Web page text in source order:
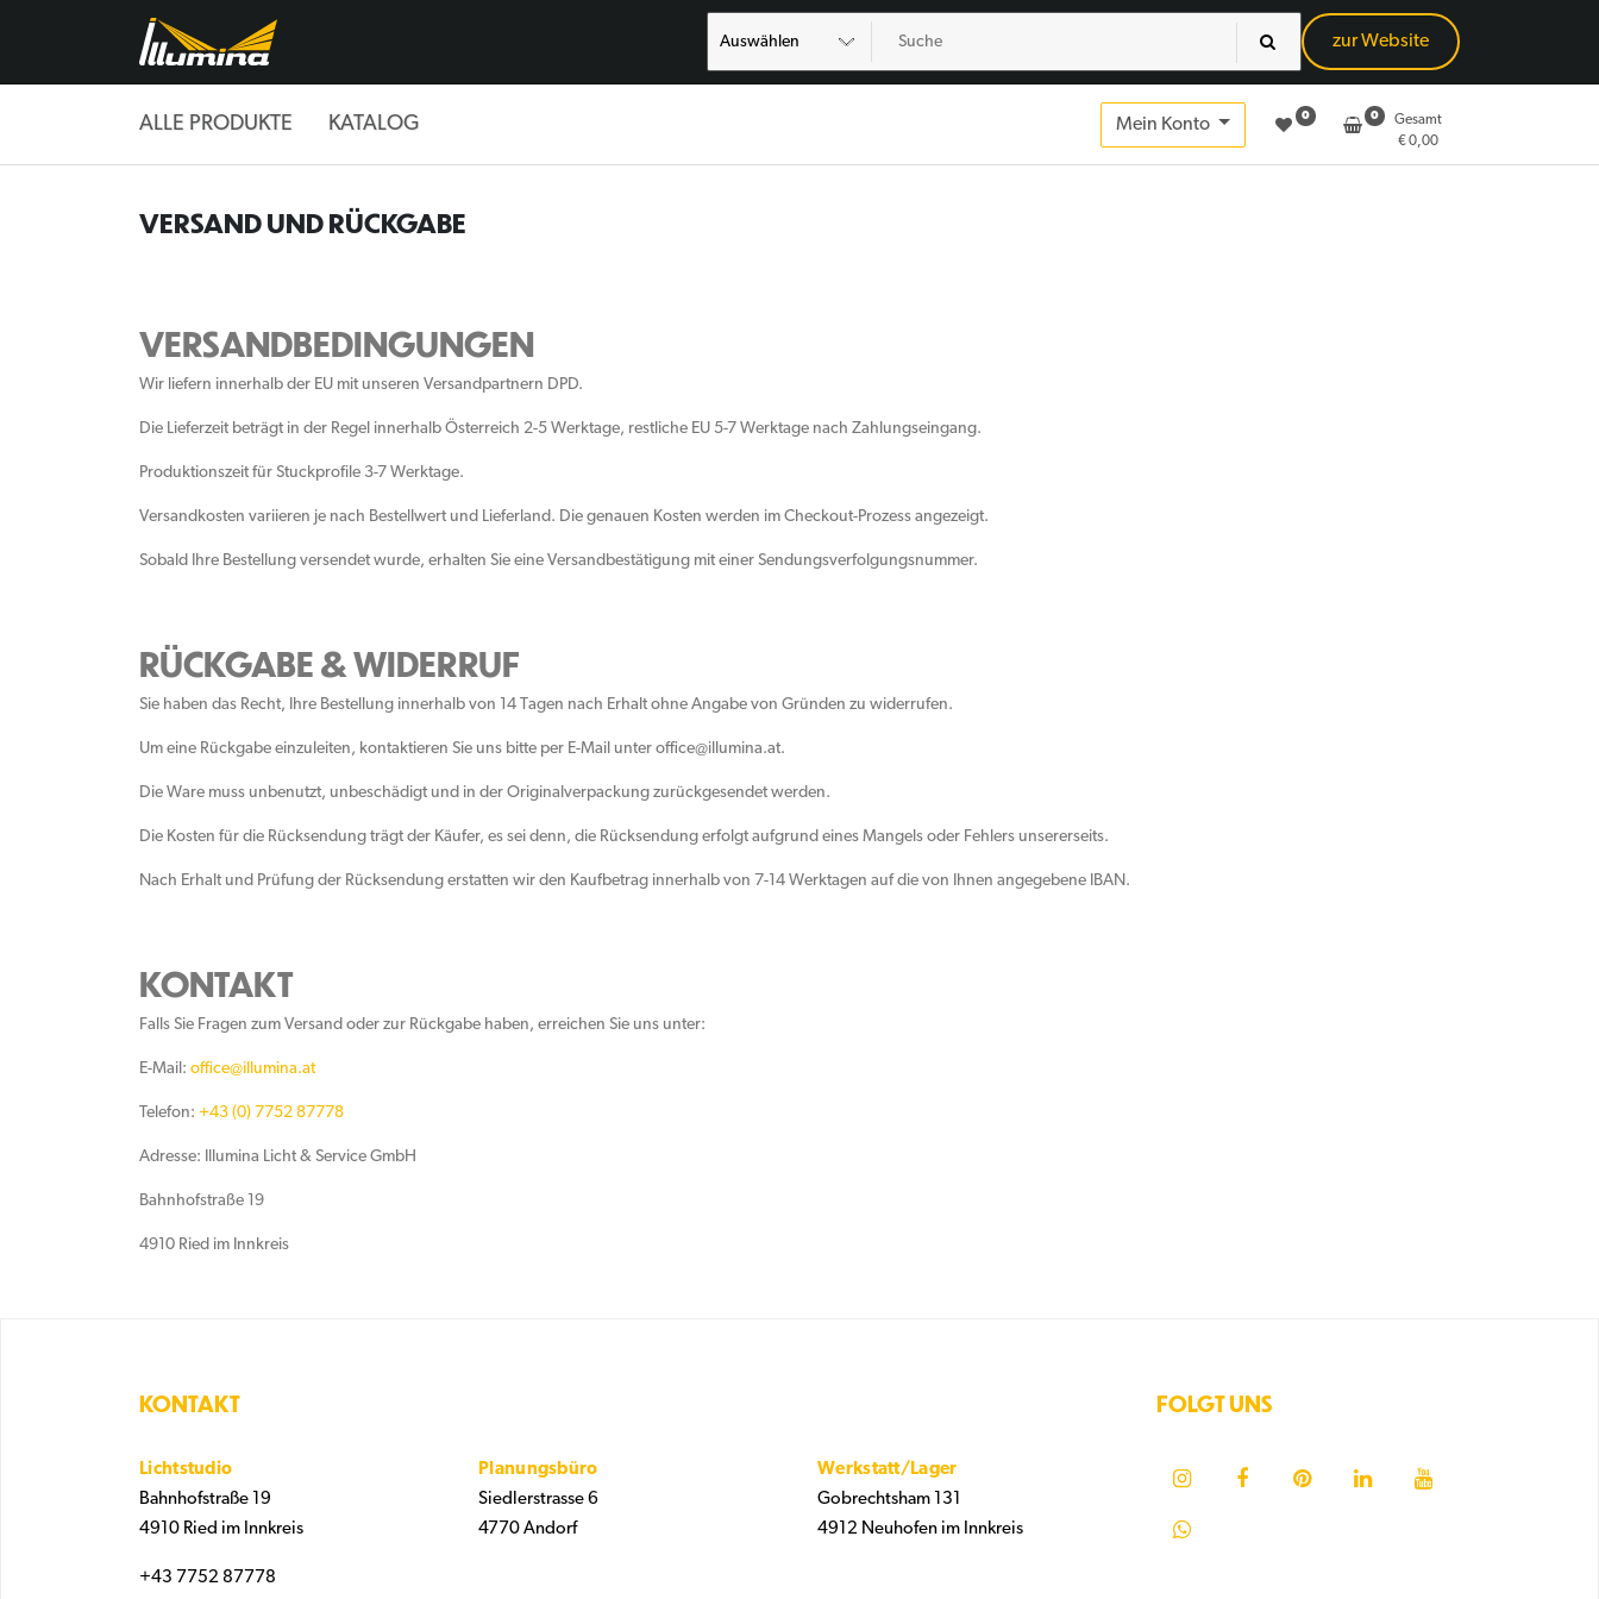
zur Website
ALLE PRODUKTE KATALOG Mein Konto 0 0
Gesamt
€0,00
VERSAND UND RÜCKGABE
VERSANDBEDINGUNGEN
Wir liefern innerhalb der EU mit unseren Versandpartnern DPD.
Die Lieferzeit beträgt in der Regel innerhalb Österreich 2-5 Werktage, restliche EU 5-7 Werktage nach Zahlungseingang.
Produktionszeit für Stuckprofile 3-7 Werktage.
Versandkosten variieren je nach Bestellwert und Lieferland. Die genauen Kosten werden im Checkout-Prozess angezeigt.
Sobald Ihre Bestellung versendet wurde, erhalten Sie eine Versandbestätigung mit einer Sendungsverfolgungsnummer.
RÜCKGABE & WIDERRUF
Sie haben das Recht, Ihre Bestellung innerhalb von 14 Tagen nach Erhalt ohne Angabe von Gründen zu widerrufen.
Um eine Rückgabe einzuleiten, kontaktieren Sie uns bitte per E-Mail unter office@illumina.at.
Die Ware muss unbenutzt, unbeschädigt und in der Originalverpackung zurückgesendet werden.
Die Kosten für die Rücksendung trägt der Käufer, es sei denn, die Rücksendung erfolgt aufgrund eines Mangels oder Fehlers unsererseits.
Nach Erhalt und Prüfung der Rücksendung erstatten wir den Kaufbetrag innerhalb von 7-14 Werktagen auf die von Ihnen angegebene IBAN.
KONTAKT
Falls Sie Fragen zum Versand oder zur Rückgabe haben, erreichen Sie uns unter:
E-Mail: office@illumina.at
Telefon: +43 (0) 7752 87778
Adresse: Illumina Licht & Service GmbH
Bahnhofstraße 19
4910 Ried im Innkreis
KONTAKT
Lichtstudio
Bahnhofstraße 19
4910 Ried im Innkreis
+43 7752 87778
Planungsbüro
Siedlerstrasse 6
4770 Andorf
Werkstatt/Lager
Gobrechtsham 131
4912 Neuhofen im Innkreis
FOLGT UNS